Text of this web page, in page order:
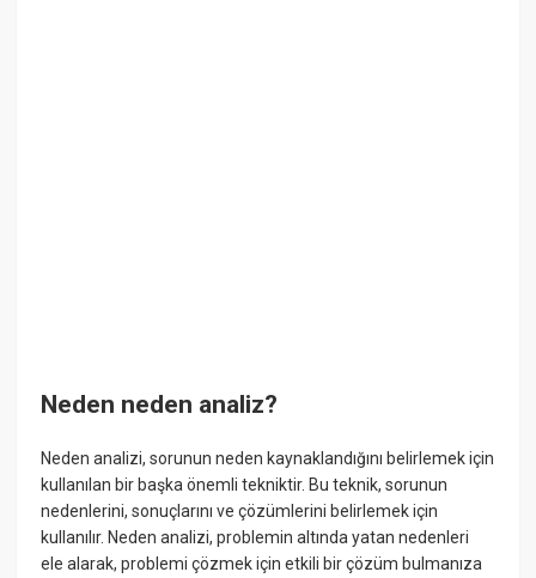
Neden neden analiz?
Neden analizi, sorunun neden kaynaklandığını belirlemek için
kullanılan bir başka önemli tekniktir. Bu teknik, sorunun
nedenlerini, sonuçlarını ve çözümlerini belirlemek için
kullanılır. Neden analizi, problemin altında yatan nedenleri
ele alarak, problemi çözmek için etkili bir çözüm bulmanıza